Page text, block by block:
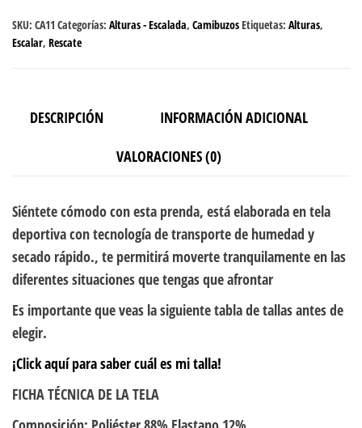
SKU: CA11 Categorías: Alturas - Escalada, CamibuzosEtiquetas: Alturas,
Escalar, Rescate
DESCRIPCIÓN
INFORMACIÓN ADICIONAL
VALORACIONES (0)
Siéntete cómodo con esta prenda, está elaborada en tela
deportiva con tecnología de transporte de humedad y
secado rápido., te permitirá moverte tranquilamente en las
diferentes situaciones que tengas que afrontar
Es importante que veas la siguiente tabla de tallas antes de
elegir.
¡Click aquí para saber cuál es mi talla!
FICHA TÉCNICA DE LA TELA